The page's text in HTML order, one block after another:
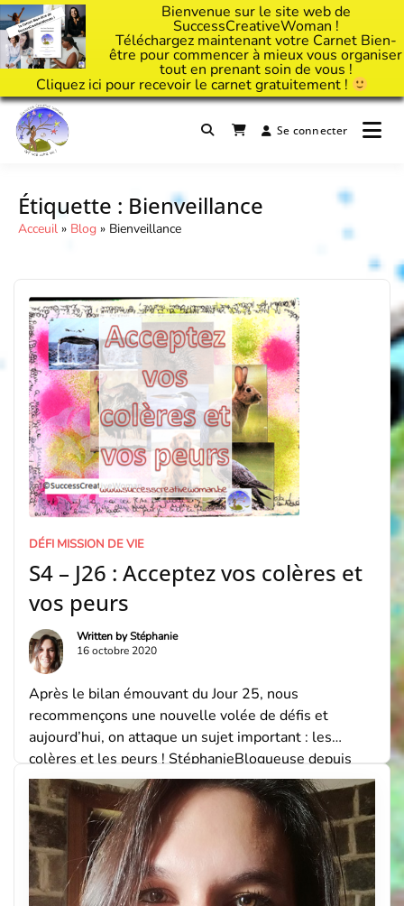
Bienvenue sur le site web de
SuccessCreativeWoman !
Téléchargez maintenant votre Carnet Bien-
être pour commencer à mieux vous organiser
tout en prenant soin de vous !
Cliquez ici pour recevoir le carnet gratuitement !
Passer
contenu
Il est temps d'ART'ivez votre vie !Se connecter
Étiquette : Bienveillance
Acceuil » Blog » Bienveillance
DÉFI MISSION DE VIE
S4 – J26 : Acceptez vos colères et
vos peurs
Written byStéphanie
16 octobre 2020
Après le bilan émouvant du Jour 25, nous
recommençons une nouvelle volée de défis et
aujourd’hui, on attaque un sujet important : les
colères et les peurs ! StéphanieBlogueuse depuis
2012, maman de 2 Loulous, je me suis formée à
diverses techniques de Coaching (Life Coaching,
Success Coaching, Spiritual Coaching) et de
Créativité (Journal Créatif®, […]